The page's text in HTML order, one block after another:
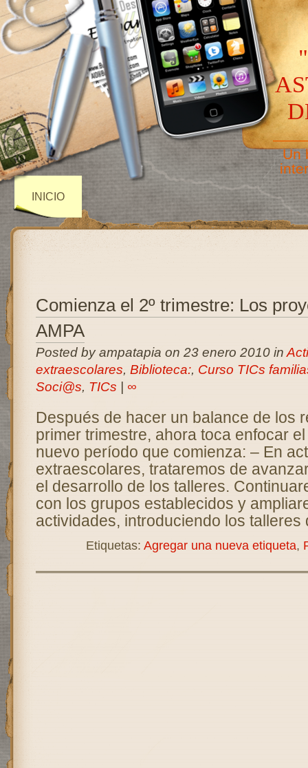
Un
INICIO
Comienza el 2º trimestre: Los
AMPA
Posted by ampatapia on 23 enero 2010 in
extraescolares, Biblioteca:, Curso TICs
Soci@s, TICs ∞
Después de hacer un balance de los
primer trimestre, ahora toca enfocar
nuevo período que comienza: – En
extraescolares, trataremos de
el desarrollo de los talleres.
con los grupos establecidos y
actividades, introduciendo los
Etiquetas: Agregar una nueva etiqueta,